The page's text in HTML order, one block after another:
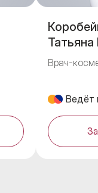
Врач-
Ведёт